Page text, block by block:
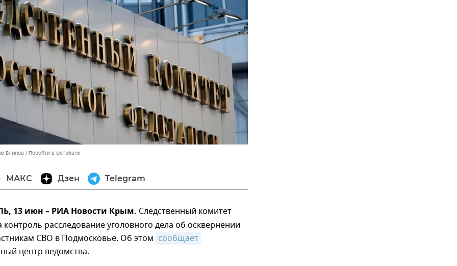
Блинов Перейти в фотобанк
МАКС Дзен Telegram
13 июн – РИА Новости Крым. Следственный комитет
контроль расследование уголовного дела об осквернении
СВО в Подмосковье. Об этом сообщает
центр ведомства.